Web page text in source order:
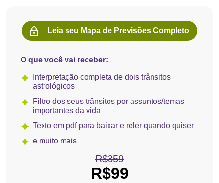
Leia seu Mapa de Previsões Completo
O que você vai receber:
Interpretação completa de dois trânsitos
astrológicos
Filtro dos seus trânsitos por assuntos/temas
importantes da vida
Texto em pdf para baixar e reler quando quiser
e muito mais
R$359
R$99